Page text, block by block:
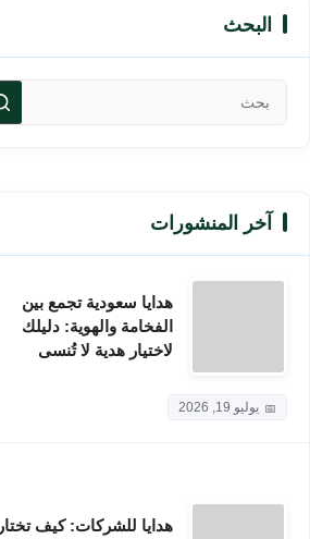
البحث
آخر المنشورات
هدايا سعودية تجمع بين
الفخامة والهوية: دليلك
لاختيار هدية لا تُنسى
يوليو 19, 2026
هدايا للشركات: كيف تختار